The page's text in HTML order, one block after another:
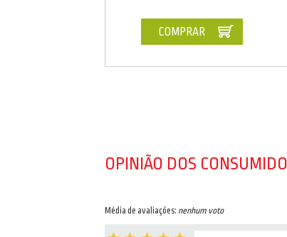
COMPRAR
OPINIÃO DOS
Média de avaliações: nenhum voto